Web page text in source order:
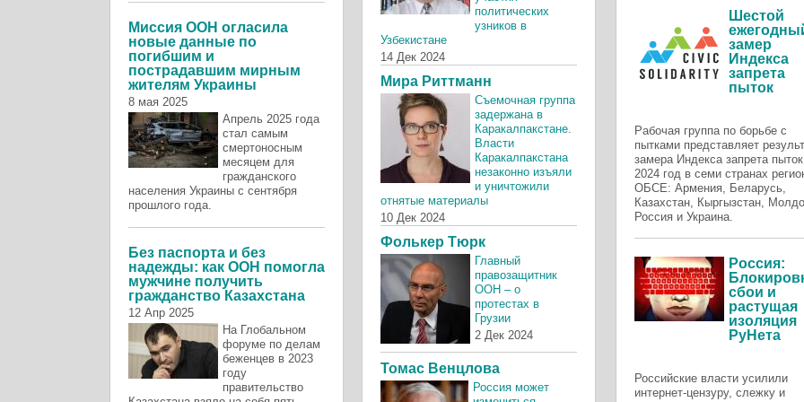
Миссия ООН огласила
новые данные по
погибшим и
пострадавшим мирным
жителям Украины
8 мая 2025
Апрель 2025 года
стал самым
смертоносным
месяцем для
гражданского
населения Украины с сентября
прошлого года.
Без паспорта и без
надежды: как ООН помогла
мужчине получить
гражданство Казахстана
12 Апр 2025
На Глобальном
форуме по делам
беженцев в 2023
году
правительство
политических
узников в
Узбекистане
14 Дек 2024
Мира Риттманн
Съемочная группа
задержана в
Каракалпакстане.
Власти
Каракалпакстана
незаконно изъяли
и уничтожили
отнятые материалы
10 Дек 2024
Фолькер Тюрк
Главный
правозащитник
ООН – о
протестах в
Грузии
2 Дек 2024
Томас Венцлова
Россия может
Шестой
замер
Индекса
запрета
пыток
Рабочая группа по борьбе с
пытками представляет
замера Индекса запрета
2024 год в семи странах
ОБСЕ: Армения, Беларусь,
Казахстан, Кыргызстан,
Россия и Украина.
Россия:
сбои и
растущая
изоляция
РуНета
Российские власти усилили
интернет-цензуру, слежку и